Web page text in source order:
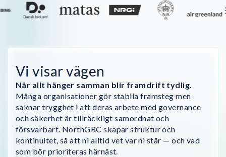
Vi visar vägen
När allt hänger samman blir framdrift tydlig.
Många organisationer gör stabila framsteg men
saknar trygghet i att deras arbete med governance
och säkerhet är tillräckligt samordnat och
försvarbart. NorthGRC skapar struktur och
kontinuitet, så att ni alltid vet var ni står — och vad
som bör prioriteras härnäst.